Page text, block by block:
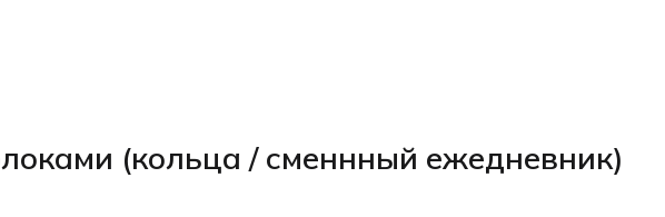
(кольца / сменнный ежедневник)